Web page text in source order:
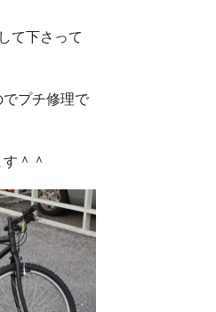
て下さって
プチ修理で
＾＾